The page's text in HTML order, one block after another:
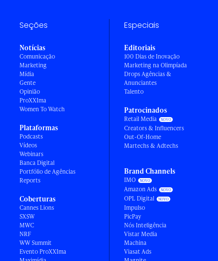
Seções
Notícias
Comunicação
Marketing
Mídia
Gente
Opinião
ProXXIma
Women To Watch
Plataformas
Podcasts
Vídeos
Webinars
Banca Digital
Portfólio de Agências
Reports
Coberturas
Cannes Lions
SXSW
MWC
NRF
WW Summit
Evento ProXXIma
Especiais
Editoriais
100 Dias de Inovação
Marketing na Olimpíada
Drops Agências &
Anunciantes
Talento
Patrocinados
Retail Media
Creators & Influencers
Out-Of-Home
Martechs & Adtechs
Brand Channels
IMO
Amazon Ads
OPL Digital
Impulso
PicPay
Nós Inteligência
Vistar Media
Machina
Viasat Ads